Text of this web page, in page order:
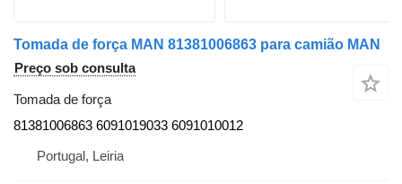
Tomada de força MAN 81381006863 para camião MAN
Preço sob consulta
Tomada de força
81381006863 6091019033 6091010012
Portugal, Leiria